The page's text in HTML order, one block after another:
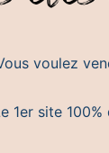
voulez